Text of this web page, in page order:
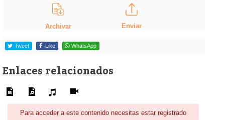
Archivar Enviar
Tweet Like WhatsApp
Enlaces relacionados
Para acceder a este contenido necesitas estar registrado